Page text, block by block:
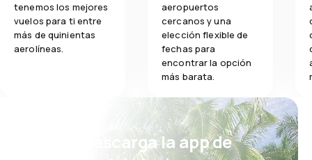
tenemos los mejores
vuelos para ti entre
más de quinientas
aerolíneas.
aeropuertos
cercanos y una
elección flexible de
fechas para
encontrar la opción
más barata.
¡Eh! Descarga la app de